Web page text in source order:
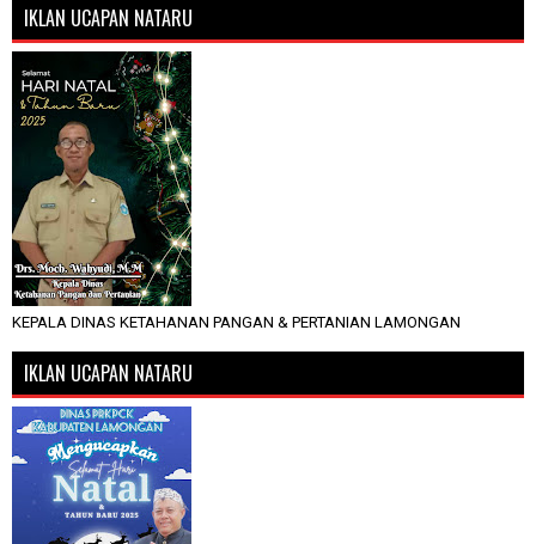
IKLAN UCAPAN NATARU
KEPALA DINAS KETAHANAN PANGAN & PERTANIAN LAMONGAN
IKLAN UCAPAN NATARU